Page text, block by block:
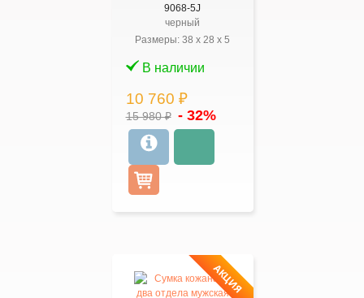
9068-5J
черный
Размеры:38x28x5
В наличии
10 760 ₽
15 980 ₽ - 32%
АКЦИЯ